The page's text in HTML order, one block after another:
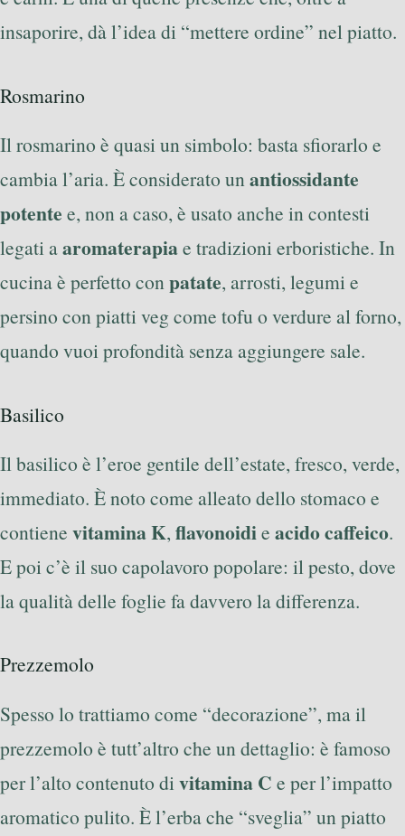
insaporire, dà l’idea di “mettere ordine” nel piatto.
Rosmarino
Il rosmarino è quasi un simbolo: basta sfiorarlo e
cambia l’aria. È considerato unantiossidante
potente e, non a caso, è usato anche in contesti
legati aaromaterapiae tradizioni erboristiche. In
cucina è perfetto conpatate, arrosti, legumi e
persino con piatti veg come tofu o verdure al forno,
quando vuoi profondità senza aggiungere sale.
Basilico
Il basilico è l’eroe gentile dell’estate, fresco, verde,
immediato. È noto come alleato dello stomaco e
contiene vitamina K, flavonoidie acido caffeico.
E poi c’è il suo capolavoro popolare: il pesto, dove
la qualità delle foglie fa davvero la differenza.
Prezzemolo
Spesso lo trattiamo come “decorazione”, ma il
prezzemolo è tutt’altro che un dettaglio: è famoso
per l’alto contenuto divitamina C e per l’impatto
aromatico pulito. È l’erba che “sveglia” un piatto